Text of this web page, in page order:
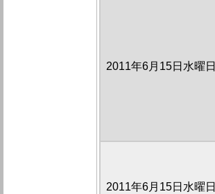
2011年6月15日水曜日
2011年6月15日水曜日